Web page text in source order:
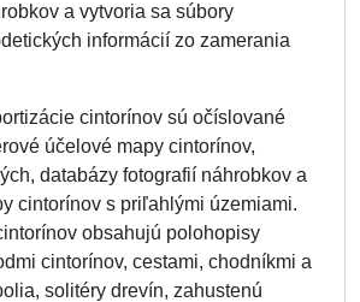
a vytvoria sa súbory
informácií zo zamerania
cintorínov sú očíslované
účelové mapy cintorínov,
databázy fotografií náhrobkov a
cintorínov s priľahlými územiami.
obsahujú polohopisy
cintorínov, cestami, chodníkmi a
solitéry drevín, zahustenú